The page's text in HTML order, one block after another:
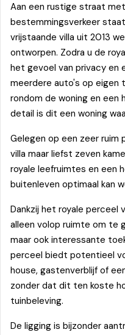
Aan een rustige straat
bestemmingsverkeer
vrijstaande villa uit 2013
ontworpen. Zodra u de
het gevoel van privacy en
meerdere auto's op eigen
rondom de woning en een
detail is dit een woning
Gelegen op een zeer ruim
villa maar liefst zeven
royale leefruimtes en een
buitenleven optimaal kan
Dankzij het royale perceel
alleen volop ruimte om te
maar ook interessante
perceel biedt potentieel
house, gastenverblijf of
zonder dat dit ten koste
tuinbeleving.
De ligging is bijzonder